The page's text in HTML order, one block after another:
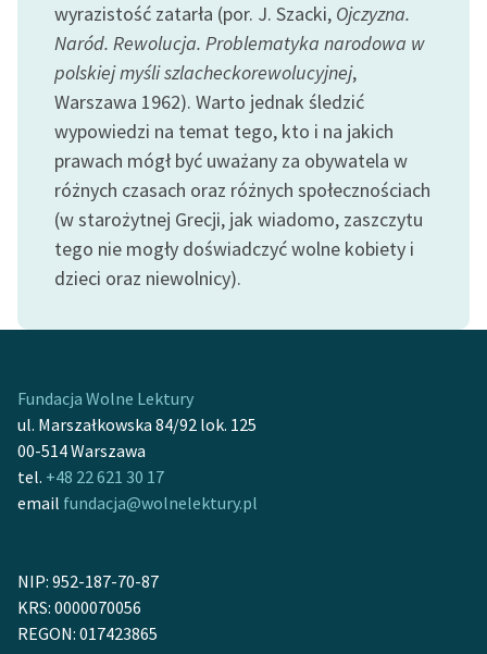
słuchania dla uczennic i
uczniów z
niepełnosprawnościami
Feministyczne inspiracje.
Popularyzacja
skandynawskiej literatury
feministycznej
Ręce pełne poezji
Kolekcje edukacyjne
do domeny publicznej,
Odkurzamy bohaterów
Szkoła Poezji Wolnych
Lektur
Kontakt
O projekcie
wyrazistość zatarła (por. J. Szacki, Ojczyzna.
Naród. Rewolucja. Problematyka narodowa w
polskiej myśli szlacheckorewolucyjnej,
Warszawa 1962). Warto jednak śledzić
wypowiedzi na temat tego, kto i na jakich
prawach mógł być uważany za obywatela w
różnych czasach oraz różnych społecznościach
(w starożytnej Grecji, jak wiadomo, zaszczytu
tego nie mogły doświadczyć wolne kobiety i
dzieci oraz niewolnicy).
Fundacja Wolne Lektury
ul. Marszałkowska 84/92 lok. 125
00-514 Warszawa
tel. +48 22 621 30 17
email fundacja@wolnelektury.pl
NIP: 952-187-70-87
KRS: 0000070056
REGON: 017423865